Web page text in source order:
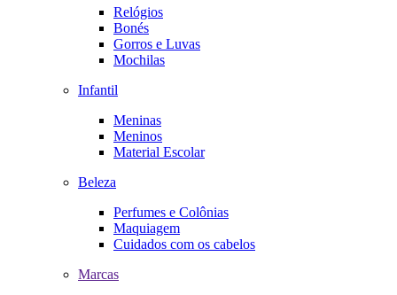
Relógios
Bonés
Gorros e Luvas
Mochilas
Infantil
Meninas
Meninos
Material Escolar
Beleza
Perfumes e Colônias
Maquiagem
Cuidados com os cabelos
Marcas